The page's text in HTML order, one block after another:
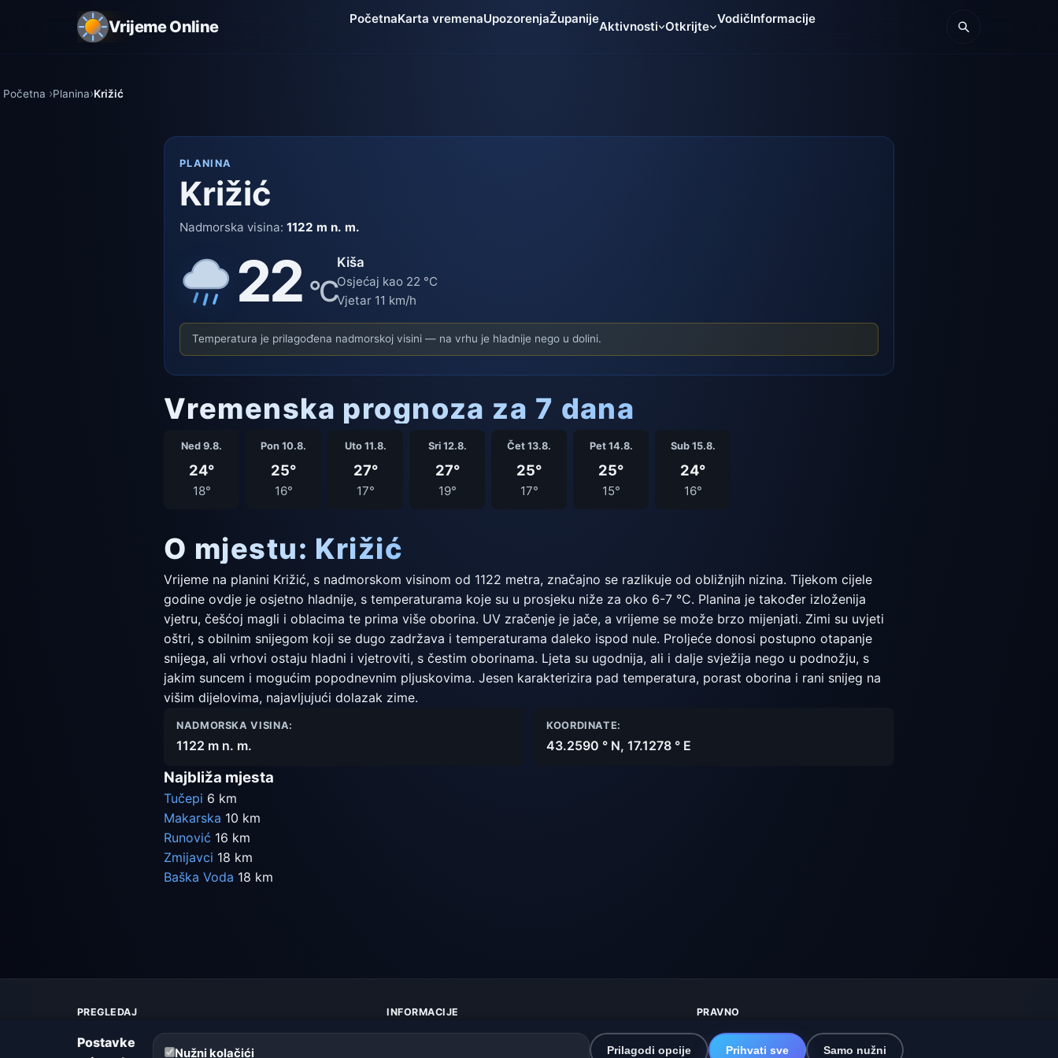
Vrijeme Online PočetnaKarta vremenaUpozorenjaŽupanije
Aktivnosti Otkrijte
VodičInformacije
Početna Planina Križić
PLANINA
Križić
Nadmorska visina:1122 m n. m.
22 °C
Kiša
Osjećaj kao 22 °C
Vjetar 11 km/h
Temperatura je prilagođena nadmorskoj visini — na vrhu je hladnije nego u dolini.
Vremenska prognoza za 7 dana
Ned 9.8.
24°
18°
Pon 10.8.
25°
16°
Uto 11.8.
27°
17°
Sri 12.8.
27°
19°
Čet 13.8.
25°
17°
Pet 14.8.
25°
15°
Sub 15.8.
24°
16°
O mjestu: Križić
Vrijeme na planini Križić, s nadmorskom visinom od 1122 metra, značajno se razlikuje od obližnjih nizina. Tijekom cijele
godine ovdje je osjetno hladnije, s temperaturama koje su u prosjeku niže za oko 6-7 °C. Planina je također izloženija
vjetru, češćoj magli i oblacima te prima više oborina. UV zračenje je jače, a vrijeme se može brzo mijenjati. Zimi su uvjeti
oštri, s obilnim snijegom koji se dugo zadržava i temperaturama daleko ispod nule. Proljeće donosi postupno otapanje
snijega, ali vrhovi ostaju hladni i vjetroviti, s čestim oborinama. Ljeta su ugodnija, ali i dalje svježija nego u podnožju, s
jakim suncem i mogućim popodnevnim pljuskovima. Jesen karakterizira pad temperatura, porast oborina i rani snijeg na
višim dijelovima, najavljujući dolazak zime.
NADMORSKA VISINA:
1122 m n. m.
KOORDINATE:
43.2590 ° N, 17.1278 ° E
Najbliža mjesta
Tučepi 6 km
Makarska 10 km
Runović 16 km
Zmijavci 18 km
Baška Voda 18 km
PREGLEDAJ
Upozorenja
INFORMACIJE
O nama
PRAVNO
Zaštita privatnosti
Kolačići
Postavke
Nužni kolačići Prilagodi opcije Prihvati sve Samo nužni